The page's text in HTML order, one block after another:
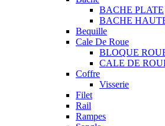
BACHE PLATE
BACHE
Bequille
Cale De Roue
BLOQUE
CALE DE
Coffre
Visserie
Filet
Rail
Rampes